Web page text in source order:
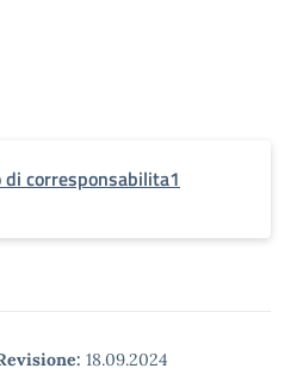
corresponsabilita1
18.09.2024